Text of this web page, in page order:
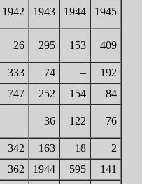
1942 1943 1944 1945
26 295 153 409
333 74 –
192
747 252 154
84
– 36 122 76
342 163 18
2
362 1944 595
141